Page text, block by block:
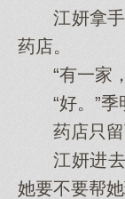
江妍拿手
药店。
“有一家‌，
“好。”季
药店只留
江妍进去
她要不要帮她